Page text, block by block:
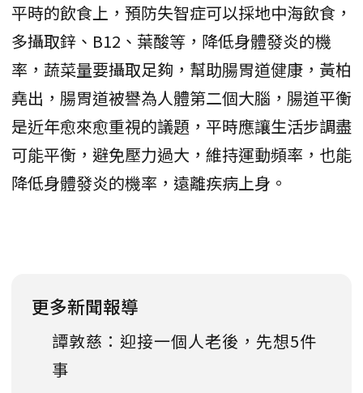
平時的飲食上，預防失智症可以採地中海飲食，
多攝取鋅、B12、葉酸等，降低身體發炎的機
率，蔬菜量要攝取足夠，幫助腸胃道健康，黃柏
堯出，腸胃道被譽為人體第二個大腦，腸道平衡
是近年愈來愈重視的議題，平時應讓生活步調盡
可能平衡，避免壓力過大，維持運動頻率，也能
降低身體發炎的機率，遠離疾病上身。
更多新聞報導
譚敦慈：迎接一個人老後，先想5件
事